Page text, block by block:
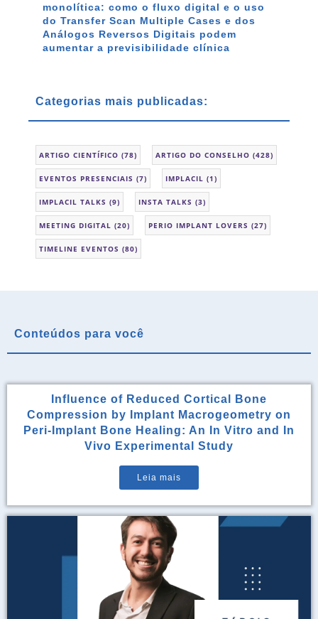
monolítica: como o fluxo digital e o uso
do Transfer Scan Multiple Cases e dos
Análogos Reversos Digitais podem
aumentar a previsibilidade clínica
Categorias mais publicadas:
ARTIGO CIENTÍFICO (78) ARTIGO DO CONSELHO (428)
EVENTOS PRESENCIAIS (7) IMPLACIL (1)
IMPLACIL TALKS (9) INSTA TALKS (3)
MEETING DIGITAL (20) PERIO IMPLANT LOVERS (27)
TIMELINE EVENTOS (80)
Conteúdos para você
Influence of Reduced Cortical Bone
Compression by Implant Macrogeometry on
Peri-Implant Bone Healing: An In Vitro and In
Vivo Experimental Study
Leia mais